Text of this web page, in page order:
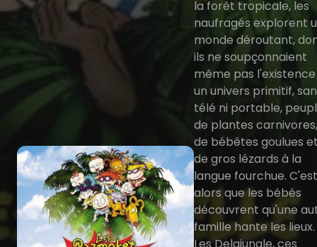
la forêt tropicale, les
naufragés explorent
monde déroutant,
ils ne soupçonnaient
même pas
un univers primitif,
télé ni portable,
de plantes carnivores,
de bébêtes goulues
de gros lézards à la
langue fourchue. C'est
alors que les bébés
découvrent qu'une
famille hante les lieux.
Les Delajungle, ces